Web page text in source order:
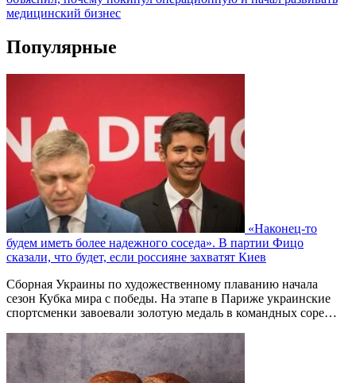
медицинский бизнес
Популярные
«Наконец-то
будем иметь более надежного соседа». В партии Фицо
сказали, что будет, если россияне захватят Киев
Сборная Украины по художественному плаванию начала
сезон Кубка мира с победы. На этапе в Париже украинские
спортсменки завоевали золотую медаль в командных соре…